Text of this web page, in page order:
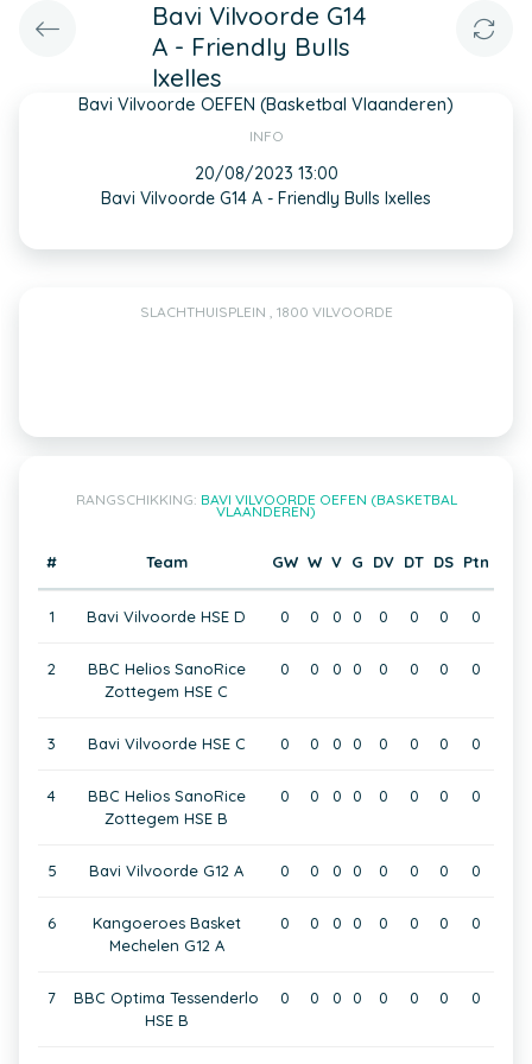
Bavi Vilvoorde G14
A - Friendly Bulls
Ixelles
Bavi Vilvoorde OEFEN (Basketbal Vlaanderen)
INFO
20/08/2023 13:00
Bavi Vilvoorde G14 A - Friendly Bulls Ixelles
SLACHTHUISPLEIN , 1800 VILVOORDE
RANGSCHIKKING: BAVI VILVOORDE OEFEN (BASKETBAL
VLAANDEREN)
# Team GW W V G DV DT DS Ptn
1 Bavi Vilvoorde HSE D 0 0 0 0 0 0 0 0
2
BBC Helios SanoRice
Zottegem HSE C
0 0 0 0 0 0 0 0
3 Bavi Vilvoorde HSE C 0 0 0 0 0 0 0 0
4
BBC Helios SanoRice
Zottegem HSE B
0 0 0 0 0 0 0 0
5 Bavi Vilvoorde G12 A 0 0 0 0 0 0 0 0
6
Kangoeroes Basket
Mechelen G12 A
0 0 0 0 0 0 0 0
7
BBC Optima Tessenderlo
HSE B
0 0 0 0 0 0 0 0